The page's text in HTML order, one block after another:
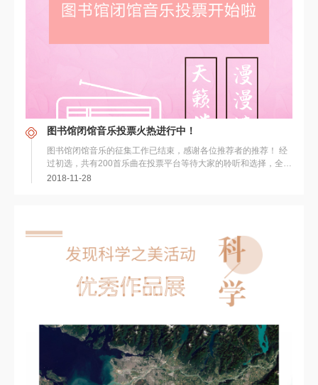
图书馆闭馆音乐投票火热进行中！
图书馆闭馆音乐的征集工作已结束，感谢各位推荐者的推荐！ 经
过初选，共有200首乐曲在投票平台等待大家的聆听和选择，全校
师生均可登陆后进行...
2018-11-28